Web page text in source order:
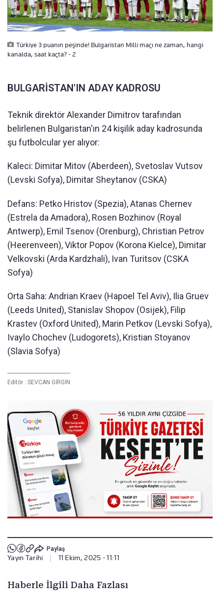
Türkiye 3 puanın peşinde! Bulgaristan Milli maçı ne zaman, hangi
kanalda, saat kaçta? - 2
BULGARİSTAN'IN ADAY KADROSU
Teknik direktör Alexander Dimitrov tarafından
belirlenen Bulgaristan'ın 24 kişilik aday kadrosunda
şu futbolcular yer alıyor:
Kaleci: Dimitar Mitov (Aberdeen), Svetoslav Vutsov
(Levski Sofya), Dimitar Sheytanov (CSKA)
Defans: Petko Hristov (Spezia), Atanas Chernev
(Estrela da Amadora), Rosen Bozhinov (Royal
Antwerp), Emil Tsenov (Orenburg), Christian Petrov
(Heerenveen), Viktor Popov (Korona Kielce), Dimitar
Velkovski (Arda Kardzhali), Ivan Turitsov (CSKA
Sofya)
Orta Saha: Andrian Kraev (Hapoel Tel Aviv), Ilia Gruev
(Leeds United), Stanislav Shopov (Osijek), Filip
Krastev (Oxford United), Marin Petkov (Levski Sofya),
Ivaylo Chochev (Ludogorets), Kristian Stoyanov
(Slavia Sofya)
Editör : SEVCAN GİRGİN
Paylaş
Yayın Tarihi | 11 Ekim, 2025 - 11:11
Haberle İlgili Daha Fazlası